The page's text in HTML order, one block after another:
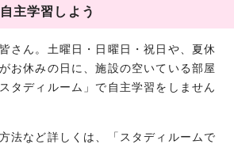
主学習しよう
さん。土曜日・日曜日・祝日や、夏休
お休みの日に、施設の空いている部屋
タディルーム」で自主学習をしません
法など詳しくは、「スタディルームで